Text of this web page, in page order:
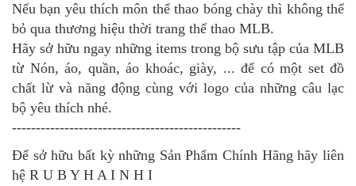
Nếu bạn yêu thích môn thể thao bóng chày thì không thể
bỏ qua thương hiệu thời trang thể thao MLB.
Hãy sở hữu ngay những items trong bộ sưu tập của MLB
từ Nón, áo, quần, áo khoác, giày, ... để có một set đồ
chất lừ và năng động cùng với logo của những câu lạc
bộ yêu thích nhé.
------------------------------------------------
Để sở hữu bất kỳ những Sản Phẩm Chính Hãnghãy liên
hệ R U B Y H A I N H I